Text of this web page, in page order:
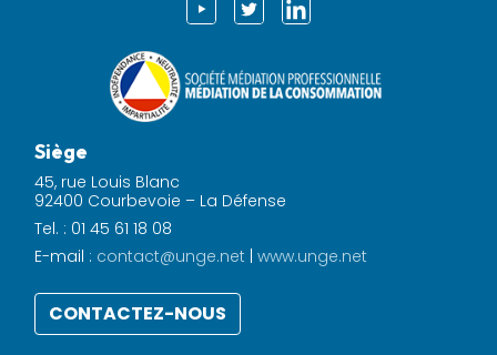
Siège
45, rue Louis Blanc
92400 Courbevoie – La Défense
Tel. : 01 45 61 18 08
E-mail : contact@unge.net | www.unge.net
CONTACTEZ-NOUS